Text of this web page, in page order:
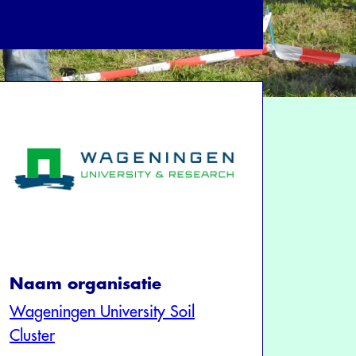
Naam organisatie
Wageningen University Soil
Cluster